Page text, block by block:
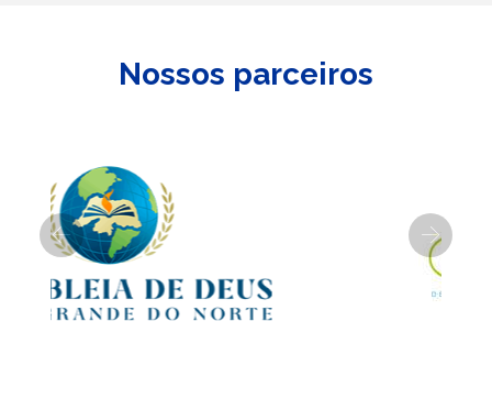
Nossos parceiros
Previous Next